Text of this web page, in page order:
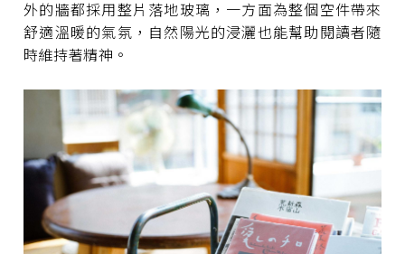
外的牆都採用整片落地玻璃，一方面為整個空件帶來
舒適溫暖的氣氛，自然陽光的浸灑也能幫助閱讀者隨
時維持著精神。